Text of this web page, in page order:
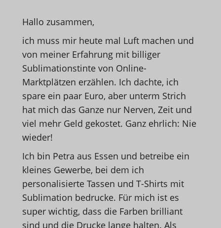
Hallo zusammen,
ich muss mir heute mal Luft machen und
von meiner Erfahrung mit billiger
Sublimationstinte von Online-
Marktplätzen erzählen. Ich dachte, ich
spare ein paar Euro, aber unterm Strich
hat mich das Ganze nur Nerven, Zeit und
viel mehr Geld gekostet. Ganz ehrlich: Nie
wieder!
Ich bin Petra aus Essen und betreibe ein
kleines Gewerbe, bei dem ich
personalisierte Tassen und T-Shirts mit
Sublimation bedrucke. Für mich ist es
super wichtig, dass die Farben brilliant
sind und die Drucke lange halten. Als